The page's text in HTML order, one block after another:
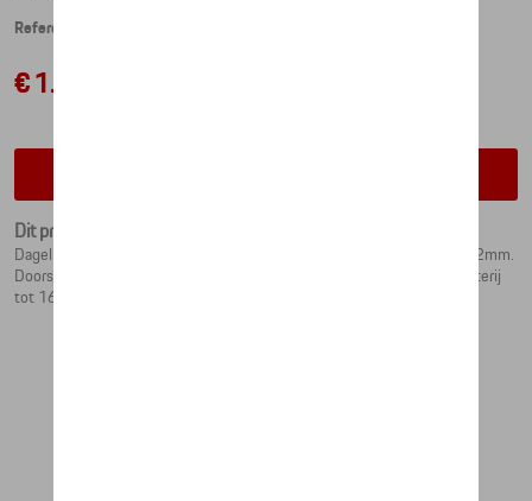
Referentie: WAP0709010PSMW
€ 1.011,72
Dit product is momenteel niet op stock
Dagelijkse functies b.v. B. Garmin Pay en Garmin Music. Bandbreedte 22mm.
Doorsnee 47mm. Waterbestendig tot 10 ATM. Levensduur van de batterij
tot 16 dagen. Met oplaadkabel en hoogwaardige horlogeverpakking.